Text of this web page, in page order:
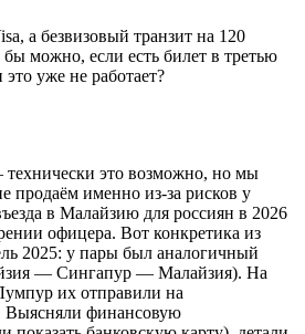
а безвизовый транзит на 120
бы можно, если есть билет в третью
уже не работает?
это возможно, но мы
продаём именно из-за рисков у
в Малайзию для россиян в 2026
офицера. Вот конкретика из
2025: у пары был аналогичный
— Сингапур — Малайзия). На
их отправили на
Выясняли финансовую